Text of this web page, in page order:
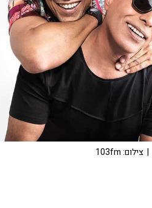
| צילום: 103fm